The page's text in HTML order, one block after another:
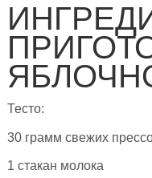
Тесто:
30 грамм свежих
1 стакан молока